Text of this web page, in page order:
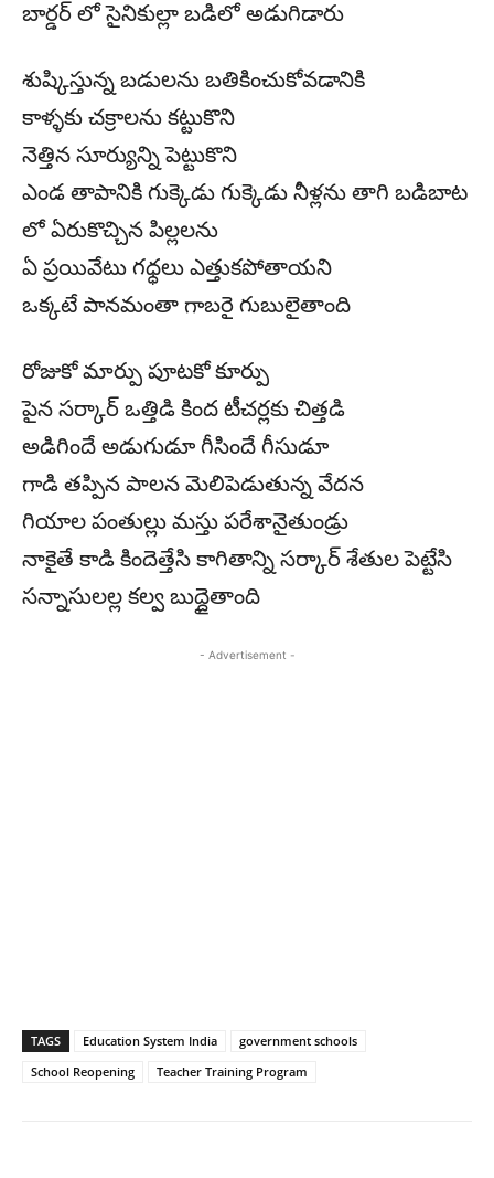
బార్డర్ లో సైనికుల్లా బడిలో అడుగిడారు
శుష్కిస్తున్న బడులను బతికించుకోవడానికి
కాళ్ళకు చక్రాలను కట్టుకొని
నెత్తిన సూర్యున్ని పెట్టుకొని
ఎండ తాపానికి గుక్కెడు గుక్కెడు నీళ్లను తాగి బడిబాట
లో ఏరుకొచ్చిన పిల్లలను
ఏ ప్రయివేటు గధ్ధలు ఎత్తుకపోతాయని
ఒక్కటే పానమంతా గాబరై గుబులైతాంది
రోజుకో మార్పు పూటకో కూర్పు
పైన సర్కార్ ఒత్తిడి కింద టీచర్లకు చిత్తడి
అడిగిందే అడుగుడూ గీసిందే గీసుడూ
గాడి తప్పిన పాలన మెలిపెడుతున్న వేదన
గియాల పంతుల్లు మస్తు పరేశానైతుండ్రు
నాకైతే కాడి కిందెత్తేసి కాగితాన్ని సర్కార్ శేతుల పెట్టేసి
సన్నాసులల్ల కల్వ బుద్దైతాంది
- Advertisement -
TAGS Education System India
government schools
School Reopening
Teacher Training Program